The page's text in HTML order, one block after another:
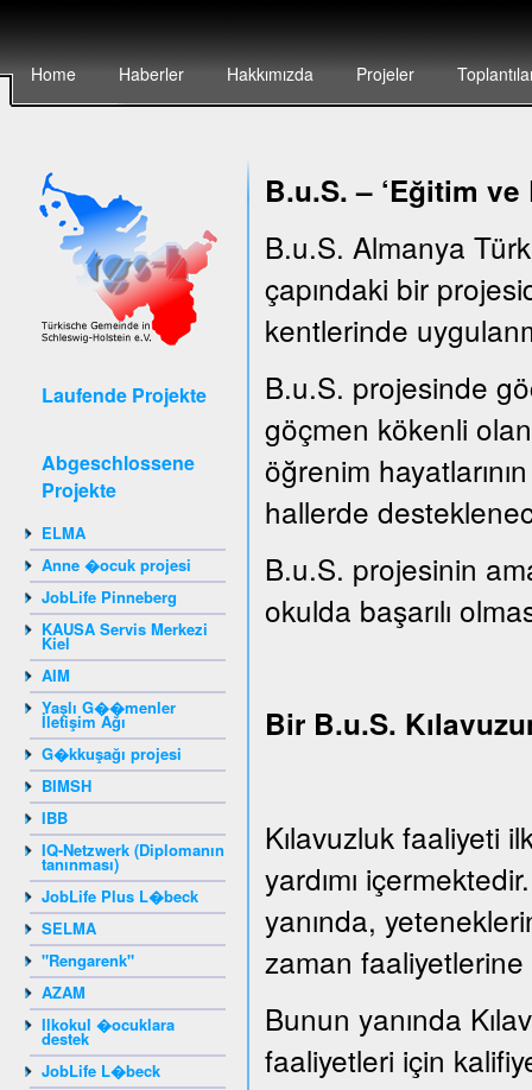
Home Haberler Hakkımızda Projeler
Laufende Projekte
Abgeschlossene
Projekte
ELMA
Anne �ocuk projesi
JobLife Pinneberg
KAUSA Servis Merkezi
Kiel
AIM
Yaşlı G��menler
İletişim Ağı
G�kkuşağı projesi
BIMSH
IBB
IQ-Netzwerk (Diplomanın
tanınması)
JobLife Plus L�beck
SELMA
"Rengarenk"
AZAM
Ilkokul �ocuklara
destek
JobLife L�beck
B.u.S. – ‘Eğitim ve
B.u.S. Almanya
çapındaki bir
kentlerinde
B.u.S. projesinde
göçmen kökenli
öğrenim
hallerde
B.u.S. projesinin
okulda başarılı
Bir B.u.S.
Kılavuzluk faaliyeti
yardımı
yanında,
zaman faaliyetlerine
Bunun yanında
faaliyetleri için